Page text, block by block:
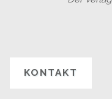
KONTAKT